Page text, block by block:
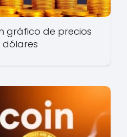
gráfico de precios
dólares